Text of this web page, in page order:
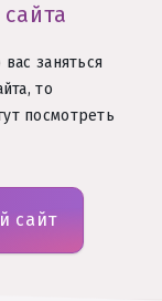
заняться
то
посмотреть
сайт